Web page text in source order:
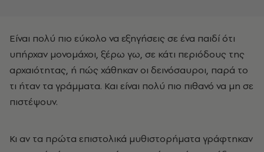
Είναι πολύ πιο εύκολο να εξηγήσεις σε ένα παιδί ότι
υπήρχαν μονομάχοι, ξέρω γω, σε κάτι περιόδους της
αρχαιότητας, ή πώς χάθηκαν οι δεινόσαυροι, παρά το
τι ήταν τα γράμματα. Και είναι πολύ πιο πιθανό να μη σε
πιστέψουν.
Κι αν τα πρώτα επιστολικά μυθιστορήματα γράφτηκαν